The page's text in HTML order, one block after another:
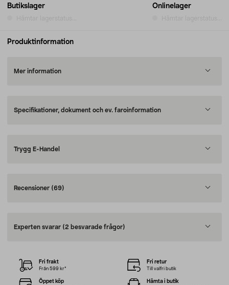
Butikslager Onlinelager
Produktinformation
Mer information
Specifikationer, dokument och ev. faroinformation
Trygg E-Handel
Recensioner (69)
Experten svarar (2 besvarade frågor)
Fri frakt
Från 599 kr*
Fri retur
Till valfri butik
Öppet köp Hämta i butik